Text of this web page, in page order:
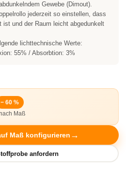
Gewebe (Dimout).
jederzeit so einstellen, dass
ist und der Raum leicht abgedunkelt
lichttechnische Werte:
55% / Absorbtion: 3%
− 60 %
Maß
Maß konfigurieren